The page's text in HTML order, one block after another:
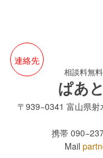
連絡先
相談料無
ぱあ
〒939−0341 富山県
携帯
Mail